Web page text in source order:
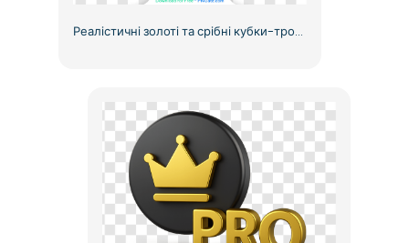
Реалістичні золоті та срібні кубки-трофеї з блискучими відблисками, безкоштовний PNG